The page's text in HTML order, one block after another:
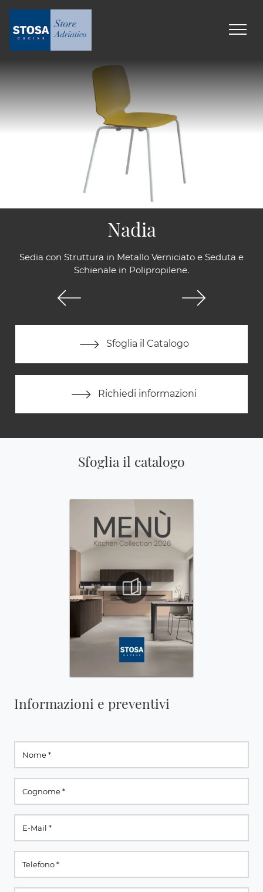
Sedia con Struttura in Metallo Verniciato e Seduta e
Schienale in Polipropilene.
Sfoglia il Catalogo
Richiedi informazioni
Nadia
Sfoglia il catalogo
Informazioni e preventivi